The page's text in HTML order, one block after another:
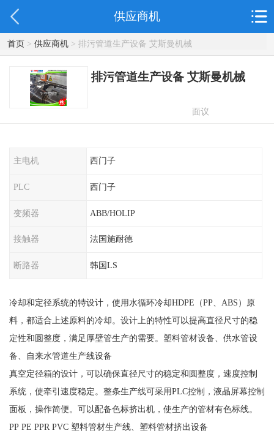
供应商机
首页> 供应商机> 排污管道生产设备 艾斯曼机械
排污管道生产设备 艾斯曼机械
面议
主电机 西门子
PLC 西门子
变频器 ABB/HOLIP
接触器 法国施耐德
断路器 韩国LS
冷却和定径系统的特设计，使用水循环冷却HDPE（PP、ABS）原
料，都适合上述原料的冷却。设计上的特性可以提高直径尺寸的稳
定性和圆整度，满足厚壁管生产的需要。塑料管材设备、供水管设
备、自来水管道生产线设备
真空定径箱的设计，可以确保直径尺寸的稳定和圆整度，速度控制
系统，使牵引速度稳定。整条生产线可采用PLC控制，液晶屏幕控制
面板，操作简便。可以配备色标挤出机，使生产的管材有色标线。
PP PE PPR PVC 塑料管材生产线、塑料管材挤出设备